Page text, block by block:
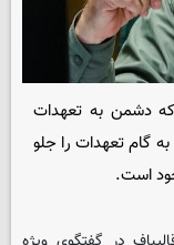
دشمن به تعهدات
گام تعهدات را جلو
است.